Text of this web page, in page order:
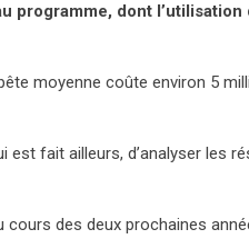
dont
moyenne coûte environ 5
est fait ailleurs, d’analyser
des deux prochaines